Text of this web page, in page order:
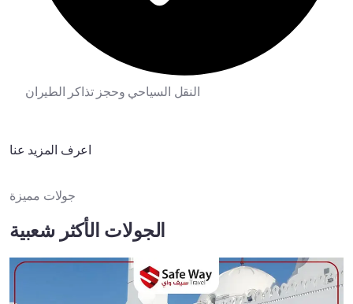
النقل السياحي وحجز تذاكر الطيران
اعرف المزيد عنا
جولات مميزة